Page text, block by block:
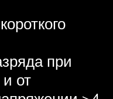
при
от